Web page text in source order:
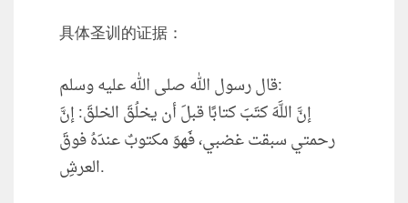
具体圣训的证据：
قال رسول الله صلى الله عليه وسلم:
إنَّ اللَّهَ كتَبَ كتابًا قبلَ أن يخلُقَ الخلقَ: إنَّ
رحمتي سبقت غضبي، فَهوَ مكتوبٌ عندَهُ فوقَ
العرشِ.